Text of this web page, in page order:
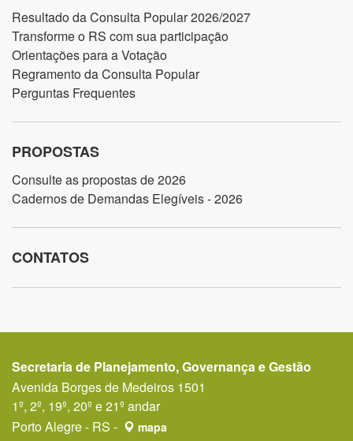
Resultado da Consulta Popular 2026/2027
Transforme o RS com sua participação
Orientações para a Votação
Regramento da Consulta Popular
Perguntas Frequentes
PROPOSTAS
Consulte as propostas de 2026
Cadernos de Demandas Elegíveis - 2026
CONTATOS
Secretaria de Planejamento, Governança e Gestão
Avenida Borges de Medeiros 1501
1º, 2º, 19º, 20º e 21º andar
Porto Alegre - RS -
mapa